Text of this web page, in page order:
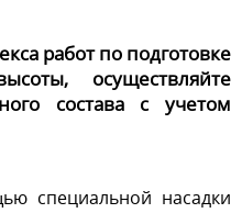
работ по подготовке
осуществляйте
состава с учетом
специальной насадки